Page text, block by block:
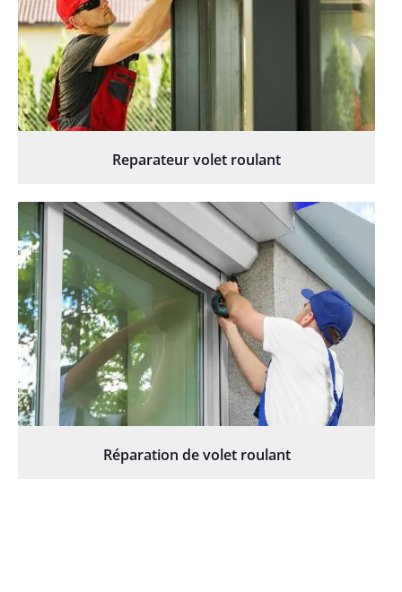
Reparateur volet roulant
Réparation de volet roulant